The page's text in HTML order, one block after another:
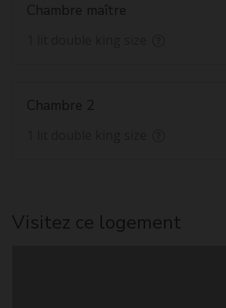
Chambre maître
Chambre 2
Visitez ce logement